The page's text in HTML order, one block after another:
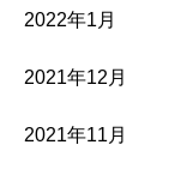
2022年1月
2021年12月
2021年11月